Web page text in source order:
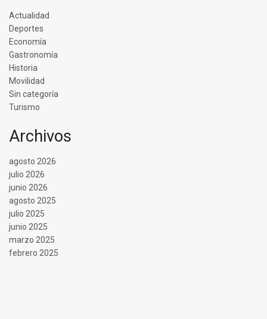
Actualidad
Deportes
Economía
Gastronomía
Historia
Movilidad
Sin categoría
Turismo
Archivos
agosto 2026
julio 2026
junio 2026
agosto 2025
julio 2025
junio 2025
marzo 2025
febrero 2025